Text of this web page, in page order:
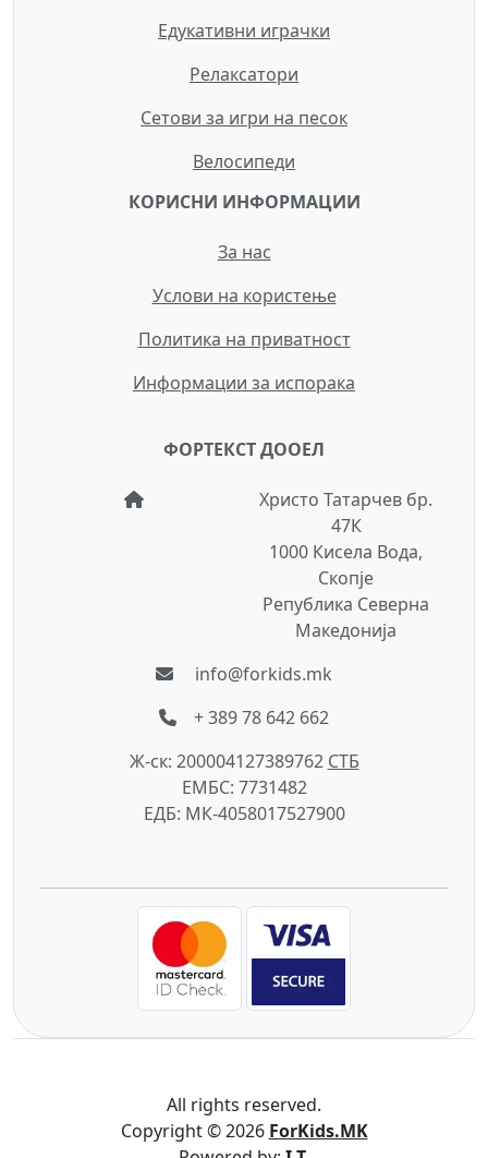
Едукативни играчки
Релаксатори
Сетови за игри на песок
Велосипеди
КОРИСНИ ИНФОРМАЦИИ
За нас
Услови на користење
Политика на приватност
Информации за испорака
ФОРТЕКСТ ДООЕЛ
Христо Татарчев бр.
47К
1000 Кисела Вода,
Скопје
Република Северна
Македонија
info@forkids.mk
+ 389 78 642 662
Ж-ск: 200004127389762 СTБ
ЕМБС: 7731482
ЕДБ: МК-4058017527900
All rights reserved.
Copyright © 2026 ForKids.MK